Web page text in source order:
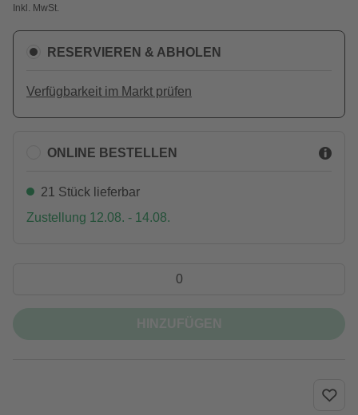
Inkl. MwSt.
RESERVIEREN & ABHOLEN
Verfügbarkeit im Markt prüfen
ONLINE BESTELLEN
21 Stück lieferbar
Zustellung 12.08. - 14.08.